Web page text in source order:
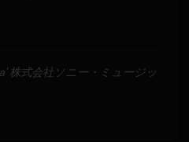
株式会社ソニー・ミュージッ